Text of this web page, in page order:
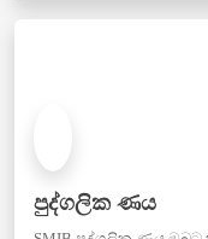
පුද්ගලික ණය